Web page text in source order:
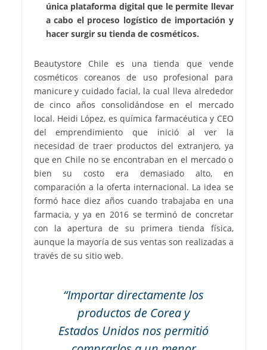
única plataforma digital que le permite llevar
a cabo el proceso logístico de importación y
hacer surgir su tienda de cosméticos.
Beautystore Chile es una tienda que vende
cosméticos coreanos de uso profesional para
manicure y cuidado facial, la cual lleva alrededor
de cinco años consolidándose en el mercado
local. Heidi López, es química farmacéutica y CEO
del emprendimiento que inició al ver la
necesidad de traer productos del extranjero, ya
que en Chile no se encontraban en el mercado o
bien su costo era demasiado alto, en
comparación a la oferta internacional. La idea se
formó hace diez años cuando trabajaba en una
farmacia, y ya en 2016 se terminó de concretar
con la apertura de su primera tienda física,
aunque la mayoría de sus ventas son realizadas a
través de su sitio web.
“Importar directamente los
productos de Corea y
Estados Unidos nos permitió